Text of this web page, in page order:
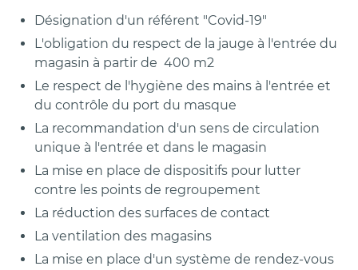
Désignation d'un référent "Covid-19"
L'obligation du respect de la jauge à l'entrée du
magasin à partir de 400 m2
Le respect de l'hygiène des mains à l'entrée et
du contrôle du port du masque
La recommandation d'un sens de circulation
unique à l'entrée et dans le magasin
La mise en place de dispositifs pour lutter
contre les points de regroupement
La réduction des surfaces de contact
La ventilation des magasins
La mise en place d'un système de rendez-vous